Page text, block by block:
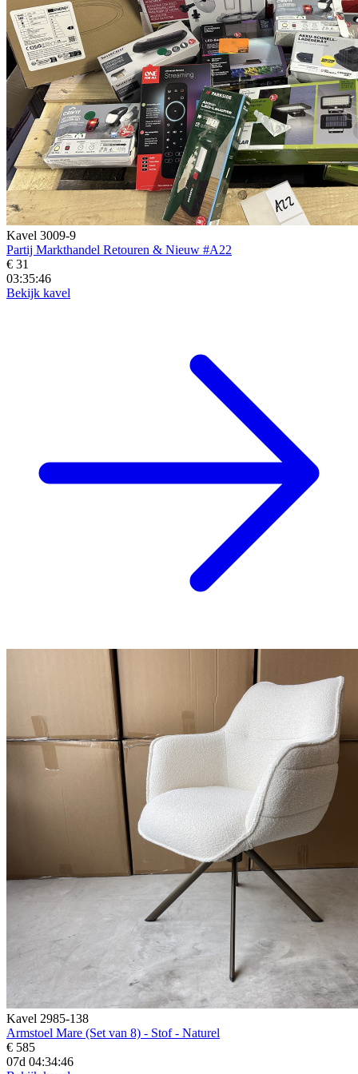
Kavel 3009-9
Partij Markthandel Retouren & Nieuw #A22
€ 31
03:35:45
Bekijk kavel
Kavel 2985-138
Armstoel Mare (Set van 8) - Stof - Naturel
€ 585
07d 04:34:45